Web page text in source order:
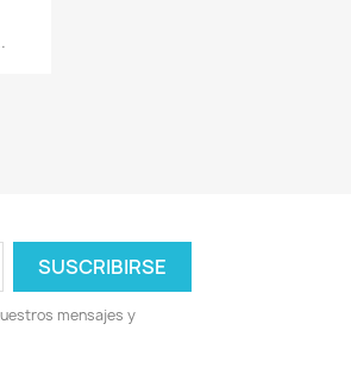
mensajes y